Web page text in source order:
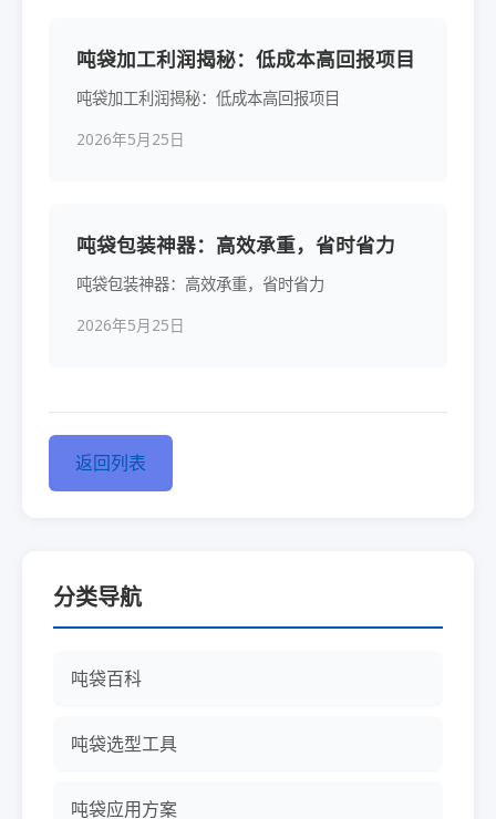
吨袋加工利润揭秘：低成本高回报项目
吨袋加工利润揭秘：低成本高回报项目
2026年5月25日
吨袋包装神器：高效承重，省时省力
吨袋包装神器：高效承重，省时省力
2026年5月25日
返回列表
分类导航
吨袋百科
吨袋选型工具
吨袋应用方案